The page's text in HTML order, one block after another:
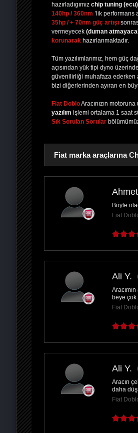
PAYLAŞPAYLAŞPLUS'TA
PAYLAŞ
PAYLAŞ
hazırladıgımız chip tuning (ecu)
140hp / 360nm ’lik performans
35hp / + 70nm güç artışı
vermeyecek (duman
korunarak hazırlanmaktadır.
Tüm yazılımlarımız, hem güç
açısından yük tipi dyno
güvenilirliği muhafaza ederken
bizi diğerlerinden ayıran en
Fiat DobloAracınızın
yazılım işlemi ortalama 1 saat
Sık Sorulan Sorular
Fiat marka araçlarına
Böyle
Fiat
Ali Y.
beye
Fiat
Ali Y.
Aracın
daha
Fiat